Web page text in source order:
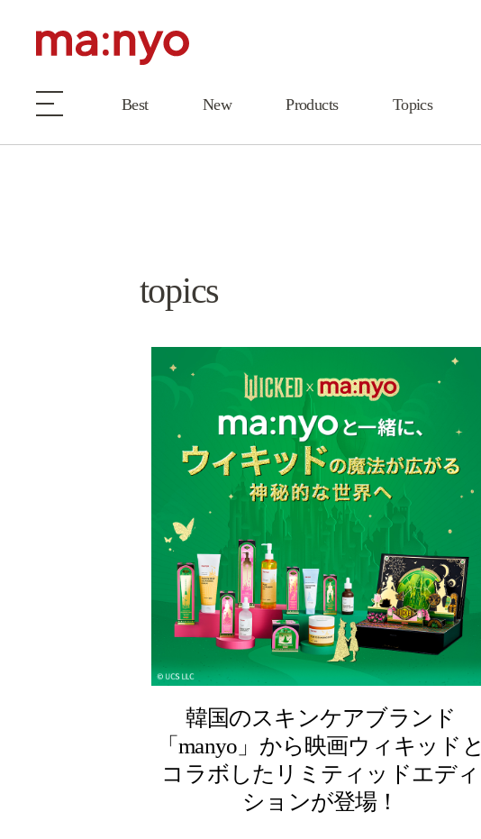
Best New Products Topics
topics
韓国のスキンケアブランド
「manyo」から映画ウィキッドと
コラボしたリミティッドエディ
ションが登場！